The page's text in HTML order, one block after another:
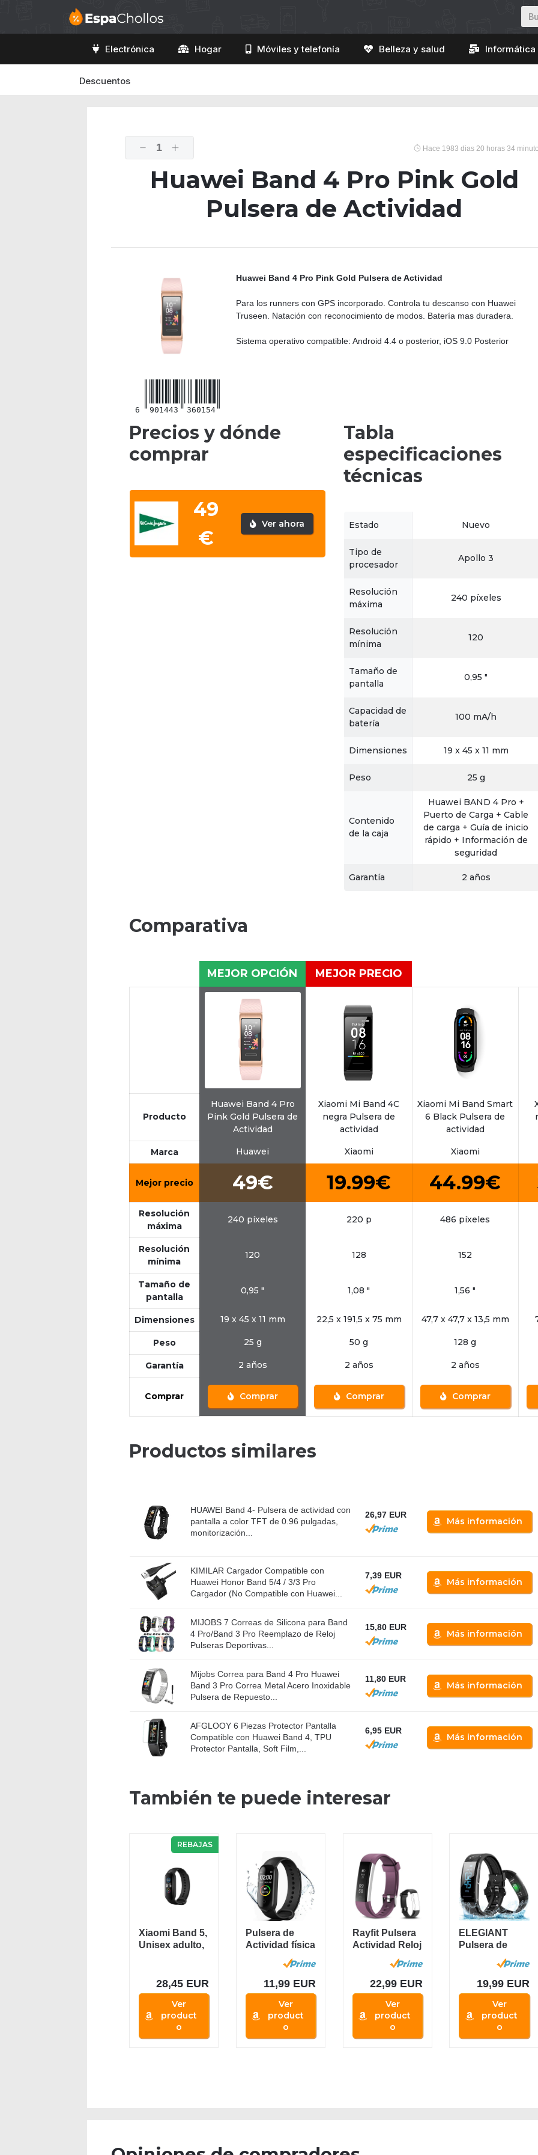
Electrónica Hogar Móviles y telefonía Belleza y salud
Descuentos
1 Hace 1983 dias 20 horas 34
Huawei Band 4 Pro Pink Gold
Pulsera de Actividad
6 901443 360154
Huawei Band 4 Pro Pink Gold Pulsera de Actividad
Para los runners con GPS incorporado. Controla tu descanso con Huawei
Truseen. Natación con reconocimiento de modos. Batería mas duradera.
Sistema operativo compatible: Android 4.4 o posterior, iOS 9.0 Posterior
Precios y dónde
comprar
49
€
Ver ahora
Tabla
especificaciones
técnicas
Estado Nuevo
Tipo de
procesador
Apollo 3
Resolución
máxima
240 píxeles
Resolución
mínima
120
Tamaño de
pantalla
0,95 "
Capacidad de
batería
100 mA/h
Dimensiones 19 x 45 x 11 mm
Peso 25 g
Contenido
de la caja
Huawei BAND 4 Pro +
Puerto de Carga + Cable
de carga + Guía de inicio
rápido + Información de
seguridad
Garantía 2 años
Comparativa
MEJOR OPCIÓN MEJOR PRECIO
Producto
Huawei Band 4 Pro
Pink Gold Pulsera de
Actividad
Xiaomi Mi Band 4C
negra Pulsera de
actividad
Xiaomi Mi Band Smart
6 Black Pulsera de
actividad
Marca Huawei Xiaomi Xiaomi
Mejor precio 49€ 19.99€ 44.99€
Resolución
máxima
240 píxeles 220 p 486 píxeles
Resolución
mínima
120 128 152
Tamaño de
pantalla
0,95 " 1,08 " 1,56 "
Dimensiones 19 x 45 x 11 mm 22,5 x 191,5 x 75 mm 47,7 x 47,7 x 13,5 mm
Peso 25 g 50 g 128 g
Garantía 2 años 2 años 2 años
Comprar Comprar Comprar Comprar
Productos similares
HUAWEI Band 4- Pulsera de actividad con
pantalla a color TFT de 0.96 pulgadas,
monitorización...
26,97 EUR
Más información
KIMILAR Cargador Compatible con
Huawei Honor Band 5/4 / 3/3 Pro
Cargador (No Compatible con Huawei...
7,39 EUR
Más información
MIJOBS 7 Correas de Silicona para Band
4 Pro/Band 3 Pro Reemplazo de Reloj
Pulseras Deportivas...
15,80 EUR
Más información
Mijobs Correa para Band 4 Pro Huawei
Band 3 Pro Correa Metal Acero Inoxidable
Pulsera de Repuesto...
11,80 EUR
Más información
AFGLOOY 6 Piezas Protector Pantalla
Compatible con Huawei Band 4, TPU
Protector Pantalla, Soft Film,...
6,95 EUR
Más información
También te puede interesar
REBAJAS
Xiaomi Band 5,
Unisex adulto,
28,45 EUR
Ver
product
o
Pulsera de
Actividad física
Inteligente...
11,99 EUR
Ver
product
o
Rayfit Pulsera
Actividad Reloj
Inteligente
Fitness...
22,99 EUR
Ver
product
o
ELEGIANT
Pulsera de
Inteligente,
Reloj...19,99 EUR
Ver
product
o